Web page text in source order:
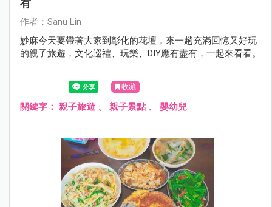
有
作者：Sanu Lin
妙麻今天要帶著大家到彰化的花壇，來一趟充滿回憶又好玩
的親子旅遊，文化巡禮、玩樂、DIY應有盡有，一起來看看。
收藏
關鍵字： 親子旅遊 、 親子景點 、 嬰幼兒